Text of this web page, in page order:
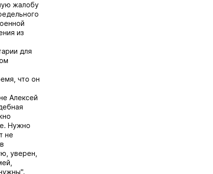
жалобу
из
для
что он
Алексей
Нужно
не
уверен,